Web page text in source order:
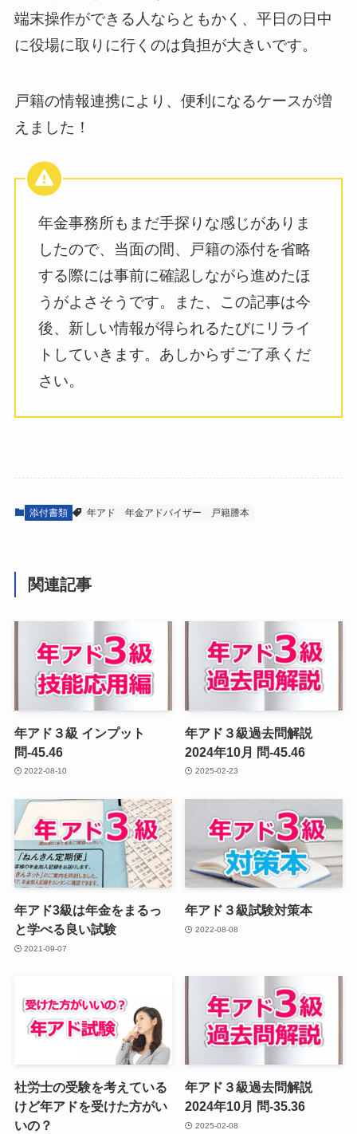
端末操作ができる人ならともかく、平日の日中
に役場に取りに行くのは負担が大きいです。
戸籍の情報連携により、便利になるケースが増
えました！
年金事務所もまだ手探りな感じがありま
したので、当面の間、戸籍の添付を省略
する際には事前に確認しながら進めたほ
うがよさそうです。また、この記事は今
後、新しい情報が得られるたびにリライ
トしていきます。あしからずご了承くだ
さい。
添付書類 年アド 年金アドバイザー 戸籍謄本
関連記事
年アド３級 インプット
問-45.46
2022-08-10
年アド３級過去問解説
2024年10月 問-45.46
2025-02-23
年アド3級は年金をまるっ
と学べる良い試験
2021-09-07
年アド３級試験対策本
2022-08-08
社労士の受験を考えている
けど年アドを受けた方がい
いの？
年アド３級過去問解説
2024年10月 問-35.36
2025-02-08